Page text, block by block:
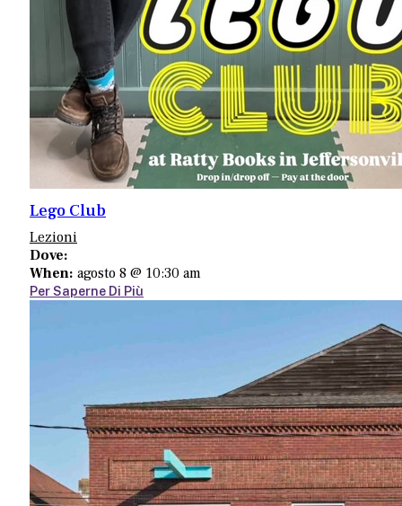
Lego Club
Lezioni
Dove:
When: agosto 8 @ 10:30 am
Per Saperne Di Più